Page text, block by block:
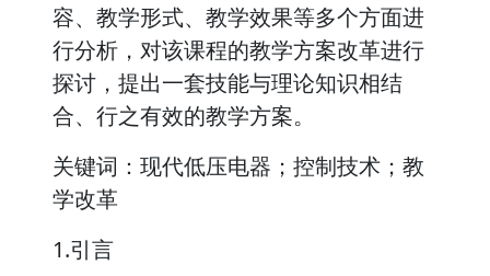
容、教学形式、教学效果等多个方面进
行分析，对该课程的教学方案改革进行
探讨，提出一套技能与理论知识相结
合、行之有效的教学方案。
关键词：现代低压电器；控制技术；教
学改革
1.引言